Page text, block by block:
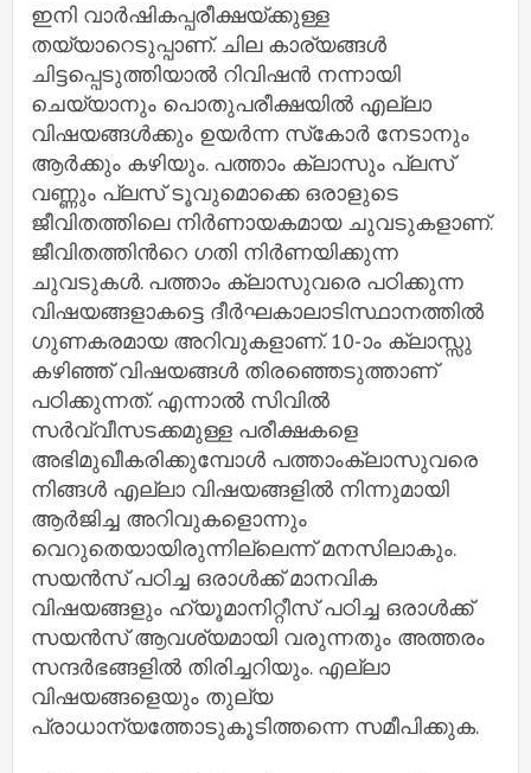
ഇനി വാര്‍ഷികപ്പരീക്ഷയ്ക്കുള്ള
തയ്യാറെടുപ്പാണ്. ചില കാര്യങ്ങള്‍
ചിട്ടപ്പെടുത്തിയാല്‍ റിവിഷന്‍ നന്നായി
ചെയ്യാനും പൊതുപരീക്ഷയില്‍ എല്ലാ
വിഷയങ്ങള്‍ക്കും ഉയര്‍ന്ന സ്‌കോര്‍ നേടാനും
ആര്‍ക്കും കഴിയും. പത്താം ക്ലാസും പ്ലസ്
വണ്ണും പ്ലസ് ടൂവുമൊക്കെ ഒരാളുടെ
ജീവിതത്തിലെ നിര്‍ണായകമായ ചുവടുകളാണ്.
ജീവിതത്തിന്‍റെ ഗതി നിര്‍ണയിക്കുന്ന
ചുവടുകൾ. പത്താം ക്ലാസുവരെ പഠിക്കുന്ന
വിഷയങ്ങളാകട്ടെ ദീര്‍ഘകാലാടിസ്ഥാനത്തില്‍
ഗുണകരമായ അറിവുകളാണ്. 10-ാം ക്ലാസ്സു
കഴിഞ്ഞ് വിഷയങ്ങള്‍ തിരഞ്ഞെടുത്താണ്
പഠിക്കുന്നത്. എന്നാല്‍ സിവില്‍
സര്‍വ്വീസടക്കമുള്ള പരീക്ഷകളെ
അഭിമുഖീകരിക്കുമ്പോള്‍ പത്താംക്ലാസുവരെ
നിങ്ങള്‍ എല്ലാ വിഷയങ്ങളില്‍ നിന്നുമായി
ആര്‍ജിച്ച അറിവുകളൊന്നും
വെറുതെയായിരുന്നില്ലെന്ന് മനസിലാകും.
സയന്‍സ് പഠിച്ച ഒരാള്‍ക്ക് മാനവിക
വിഷയങ്ങളും ഹ്യൂമാനിറ്റീസ് പഠിച്ച ഒരാള്‍ക്ക്
സയന്‍സ് ആവശ്യമായി വരുന്നതും അത്തരം
സന്ദര്‍ഭങ്ങളില്‍ തിരിച്ചറിയും. എല്ലാ
വിഷയങ്ങളെയും തുല്യ
പ്രാധാന്യത്തോടുകൂടിത്തന്നെ സമീപിക്കുക.